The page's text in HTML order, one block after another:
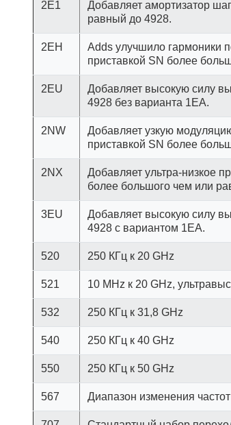
2E1
Добавляет амортизатор
равный до 4928.
2EH
Adds улучшило гармоники
приставкой SN более
2EU
Добавляет высокую силу
4928 без варианта 1EA.
2NW
Добавляет узкую
приставкой SN более
2NX
Добавляет ультра-низкое
более большого чем или
3EU
Добавляет высокую силу
4928 с вариантом 1EA.
520 250 КГц к 20 GHz
521 10 MHz к 20 GHz,
532 250 КГц к 31,8 GHz
540 250 КГц к 40 GHz
550 250 КГц к 50 GHz
567 Диапазон изменения